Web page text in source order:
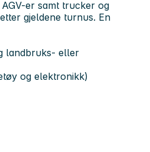
er samt trucker og
gjeldene turnus. En
landbruks- eller
og elektronikk)